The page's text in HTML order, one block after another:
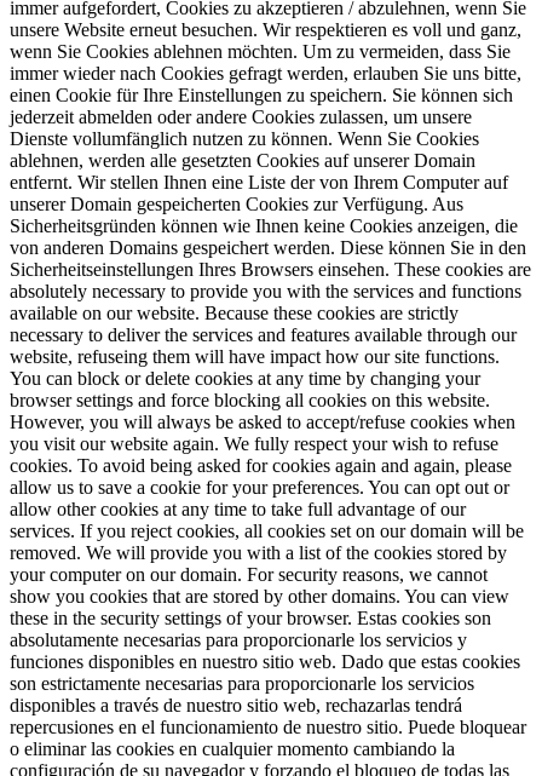
immer aufgefordert, Cookies zu akzeptieren / abzulehnen, wenn Sie
unsere Website erneut besuchen. Wir respektieren es voll und ganz,
wenn Sie Cookies ablehnen möchten. Um zu vermeiden, dass Sie
immer wieder nach Cookies gefragt werden, erlauben Sie uns bitte,
einen Cookie für Ihre Einstellungen zu speichern. Sie können sich
jederzeit abmelden oder andere Cookies zulassen, um unsere
Dienste vollumfänglich nutzen zu können. Wenn Sie Cookies
ablehnen, werden alle gesetzten Cookies auf unserer Domain
entfernt. Wir stellen Ihnen eine Liste der von Ihrem Computer auf
unserer Domain gespeicherten Cookies zur Verfügung. Aus
Sicherheitsgründen können wie Ihnen keine Cookies anzeigen, die
von anderen Domains gespeichert werden. Diese können Sie in den
Sicherheitseinstellungen Ihres Browsers einsehen. These cookies are
absolutely necessary to provide you with the services and functions
available on our website. Because these cookies are strictly
necessary to deliver the services and features available through our
website, refuseing them will have impact how our site functions.
You can block or delete cookies at any time by changing your
browser settings and force blocking all cookies on this website.
However, you will always be asked to accept/refuse cookies when
you visit our website again. We fully respect your wish to refuse
cookies. To avoid being asked for cookies again and again, please
allow us to save a cookie for your preferences. You can opt out or
allow other cookies at any time to take full advantage of our
services. If you reject cookies, all cookies set on our domain will be
removed. We will provide you with a list of the cookies stored by
your computer on our domain. For security reasons, we cannot
show you cookies that are stored by other domains. You can view
these in the security settings of your browser. Estas cookies son
absolutamente necesarias para proporcionarle los servicios y
funciones disponibles en nuestro sitio web. Dado que estas cookies
son estrictamente necesarias para proporcionarle los servicios
disponibles a través de nuestro sitio web, rechazarlas tendrá
repercusiones en el funcionamiento de nuestro sitio. Puede bloquear
o eliminar las cookies en cualquier momento cambiando la
configuración de su navegador y forzando el bloqueo de todas las